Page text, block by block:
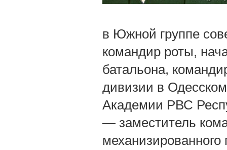
в Южной группе
командир роты,
батальона,
дивизии в
Академии РВС
— заместитель